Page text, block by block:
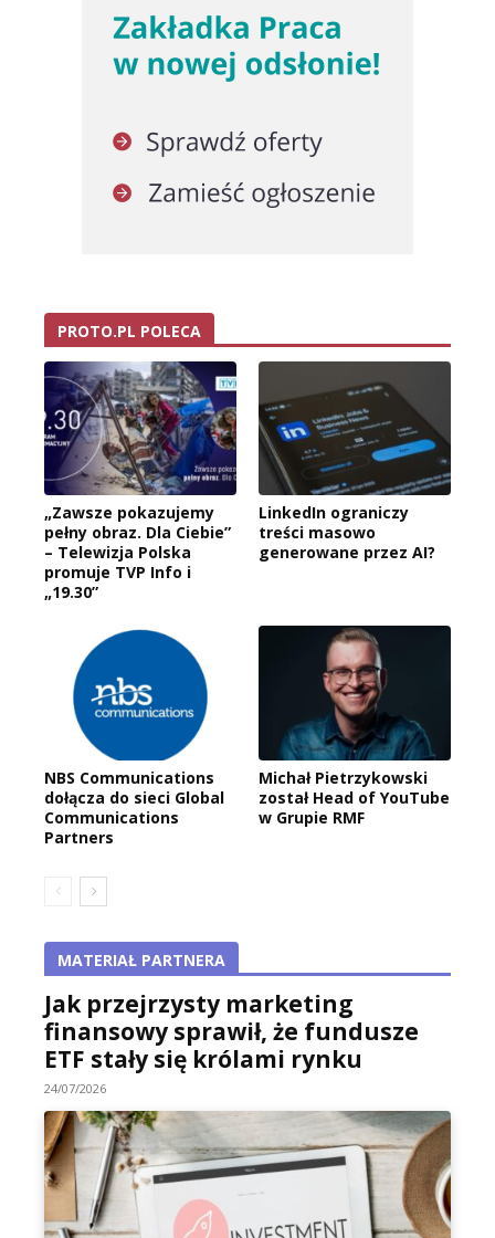
PROTO.PL POLECA
„Zawsze pokazujemy
pełny obraz. Dla Ciebie”
– Telewizja Polska
promuje TVP Info i
„19.30”
LinkedIn ograniczy
treści masowo
generowane przez AI?
NBS Communications
dołącza do sieci Global
Communications
Partners
Michał Pietrzykowski
został Head of YouTube
w Grupie RMF
MATERIAŁ PARTNERA
Jak przejrzysty marketing
finansowy sprawił, że fundusze
ETF stały się królami rynku
24/07/2026